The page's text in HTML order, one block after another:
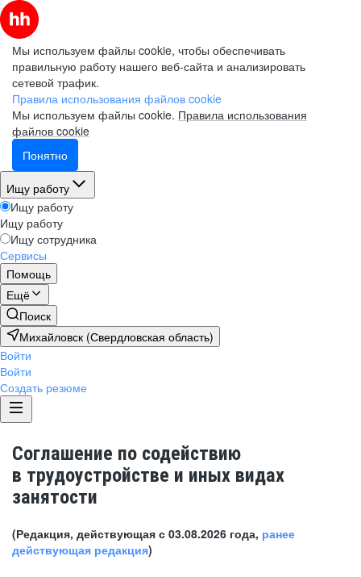
Мы используем файлы cookie, чтобы обеспечивать
правильную работу нашего веб-сайта и анализировать
сетевой трафик.
Правила использования файлов cookie
Мы используем файлы cookie. Правила использования
файлов cookie
Понятно
Ищу работу
Ищу работу
Ищу работу
Ищу сотрудника
Сервисы
Помощь
Ещё
Поиск
Михайловск (Свердловская область)
Войти
Войти
Создать резюме
Соглашение по содействию
в трудоустройстве и иных видах
занятости
(Редакция, действующая с 03.08.2026 года, ранее
действующая редакция)